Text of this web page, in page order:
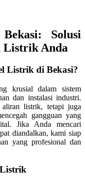
Solusi
Listrik Anda
Listrik di Bekasi?
krusial dalam sistem
dan instalasi industri.
listrik, tetapi juga
gangguan yang
Jika Anda mencari
diandalkan, kami siap
yang profesional dan